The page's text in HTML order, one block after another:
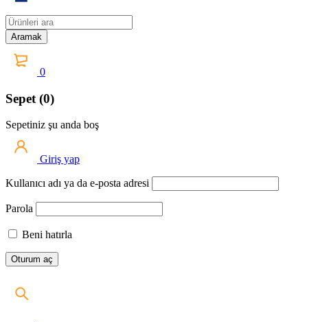
0
Sepet (0)
Sepetiniz şu anda boş
Giriş yap
Kullanıcı adı ya da e-posta adresi
Parola
Beni hatırla